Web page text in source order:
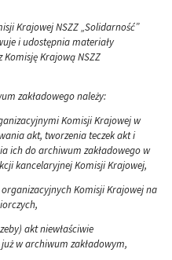
Krajowej NSZZ „Solidarność”
i udostępnia materiały
Krajową NSZZ
zakładowego należy:
Komisji Krajowej w
akt, tworzenia teczek akt i
ich do archiwum zakładowego w
kancelaryjnej Komisji Krajowej,
Komisji Krajowej na
akt niewłaściwie
w archiwum zakładowym,